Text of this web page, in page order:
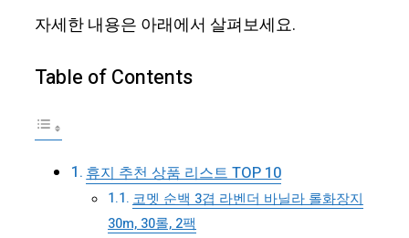
자세한 내용은 아래에서 살펴보세요.
Table of Contents
휴지 추천 상품 리스트 TOP 10
코멧 순백 3겹 라벤더 바닐라 롤화장지
30m, 30롤, 2팩